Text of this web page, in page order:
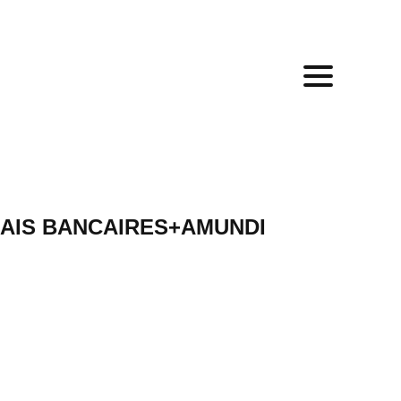
BANCAIRES+AMUNDI